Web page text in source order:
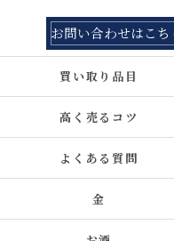
お問い合わせはこち
買い取り品目
高く売るコツ
よくある質問
金